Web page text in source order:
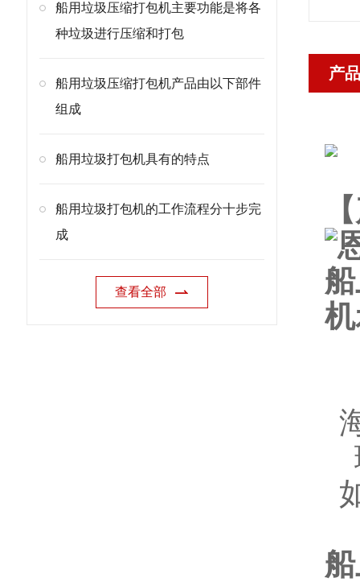
船用垃圾压缩打包机主要功能是将各
种垃圾进行压缩和打包
船用垃圾压缩打包机产品由以下部件
组成
船用垃圾打包机具有的特点
船用垃圾打包机的工作流程分十步完
成
查看全部
产